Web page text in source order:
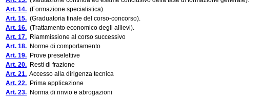
Art. 14. (Formazione specialistica).
Art. 15. (Graduatoria finale del corso-concorso).
Art. 16. (Trattamento economico degli allievi).
Art. 17. Riammissione al corso successivo
Art. 18. Norme di comportamento
Art. 19. Prove preselettive
Art. 20. Resti di frazione
Art. 21. Accesso alla dirigenza tecnica
Art. 22. Prima applicazione
Art. 23. Norma di rinvio e abrogazioni